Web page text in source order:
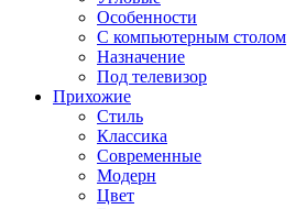
Особенности
С компьютерным столом
Назначение
Под телевизор
Прихожие
Стиль
Классика
Современные
Модерн
Цвет